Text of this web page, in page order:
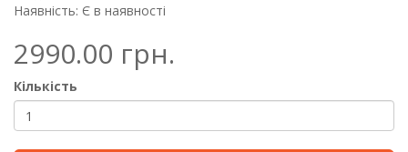
Наявність: Є в наявності
2990.00 грн.
Кількість